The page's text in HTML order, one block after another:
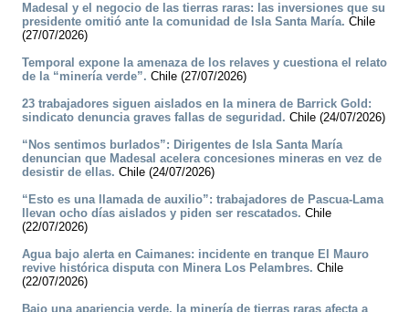
Madesal y el negocio de las tierras raras: las inversiones que su
presidente omitió ante la comunidad de Isla Santa María. Chile
(27/07/2026)
Temporal expone la amenaza de los relaves y cuestiona el relato
de la “minería verde”. Chile (27/07/2026)
23 trabajadores siguen aislados en la minera de Barrick Gold:
sindicato denuncia graves fallas de seguridad. Chile (24/07/2026)
“Nos sentimos burlados”: Dirigentes de Isla Santa María
denuncian que Madesal acelera concesiones mineras en vez de
desistir de ellas. Chile (24/07/2026)
“Esto es una llamada de auxilio”: trabajadores de Pascua-Lama
llevan ocho días aislados y piden ser rescatados. Chile
(22/07/2026)
Agua bajo alerta en Caimanes: incidente en tranque El Mauro
revive histórica disputa con Minera Los Pelambres. Chile
(22/07/2026)
Bajo una apariencia verde, la minería de tierras raras afecta a